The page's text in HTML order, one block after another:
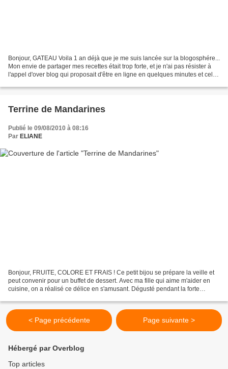
Bonjour, GATEAU Voila 1 an déjà que je me suis lancée sur la blogosphére...
Mon envie de partager mes recettes était trop forte, et je n'ai pas résister à
l'appel d'over blog qui proposait d'être en ligne en quelques minutes et cela
Terrine de Mandarines
Publié le 09/08/2010 à 08:16
Par ELIANE
Bonjour, FRUITE, COLORE ET FRAIS ! Ce petit bijou se prépare la veille et
peut convenir pour un buffet de dessert. Avec ma fille qui aime m'aider en
cuisine, on a réalisé ce délice en s'amusant. Dégusté pendant la forte
< Page précédente Page suivante >
Hébergé par Overblog
Top articles